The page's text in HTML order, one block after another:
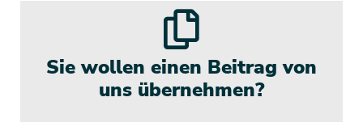
Sie wollen einen Beitrag von
uns übernehmen?